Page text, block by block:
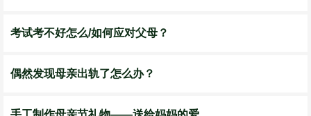
考试考不好怎么/如何应对父母？
偶然发现母亲出轨了怎么办？